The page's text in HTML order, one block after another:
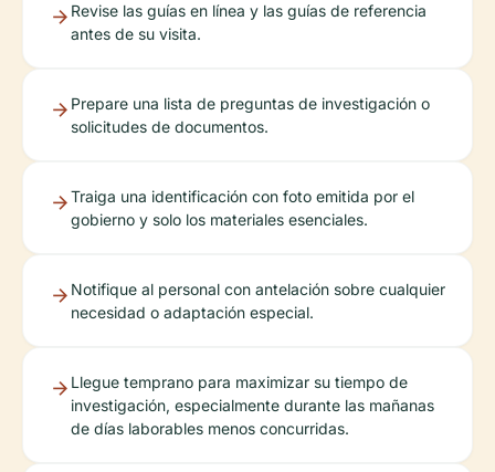
Revise las guías en línea y las guías de referencia
antes de su visita.
Prepare una lista de preguntas de investigación o
solicitudes de documentos.
Traiga una identificación con foto emitida por el
gobierno y solo los materiales esenciales.
Notifique al personal con antelación sobre cualquier
necesidad o adaptación especial.
Llegue temprano para maximizar su tiempo de
investigación, especialmente durante las mañanas
de días laborables menos concurridas.